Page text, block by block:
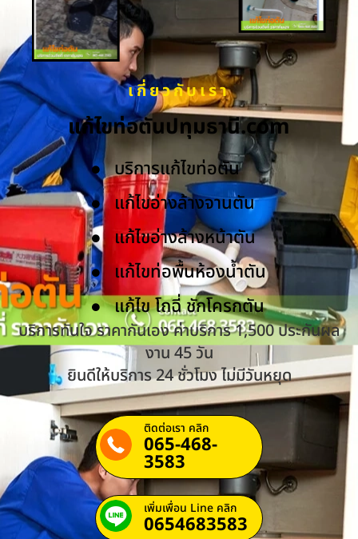
เกี่ยวกับเรา
แก้ไขท่อตันปทุมธานี.com
บริการแก้ไขท่อตัน
แก้ไขอ่างล้างจานตัน
แก้ไขอ่างล้างหน้าตัน
แก้ไขท่อพื้นห้องน้ำตัน
แก้ไข โถฉี่ ชักโครกตัน
บริการทันใจ ราคากันเอง ค่าบริการ 1,500 ประกันผล
งาน 45 วัน
ยินดีให้บริการ 24 ชั่วโมง ไม่มีวันหยุด
ติดต่อเรา คลิก
065-468-
3583
เพิ่มเพื่อน Line คลิก
0654683583